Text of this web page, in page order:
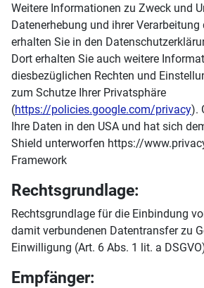
Weitere Informationen zu Zweck und
Datenerhebung und ihrer Verarbeitung
erhalten Sie in den
Dort erhalten Sie auch weitere
diesbezüglichen Rechten und
zum Schutze Ihrer Privatsphäre
(https://policies.google.com/privacy).
Ihre Daten in den USA und hat sich
Shield unterworfen https://
Framework
Rechtsgrundlage:
Rechtsgrundlage für die Einbindung
damit verbundenen Datentransfer zu
Einwilligung (Art. 6 Abs. 1 lit. a
Empfänger: